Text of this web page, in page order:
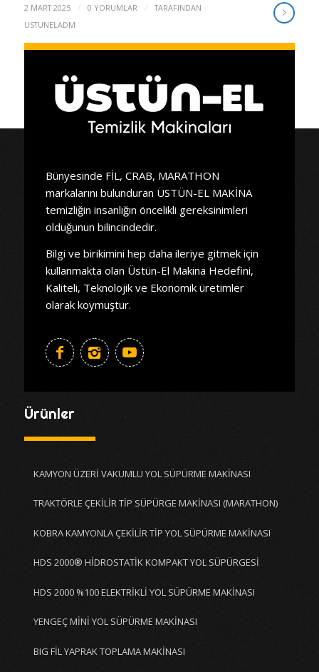
2 MART 2025 / 0 YORUMLAR /
TARAFINDAN
USTUNELADM
Bünyesinde FİL, CRAB, MARATHON
markalarını bulunduran ÜSTÜN-EL MAKİNA
temizliğin insanlığın öncelikli gereksinimleri
olduğunun bilincindedir.
Bilgi ve birikimini hep daha ileriye gitmek için
kullanmakta olan Üstün-El Makina Hedefini,
Kaliteli, Teknolojik ve Ekonomik üretimler
olarak koymuştur.
Ürünler
KAMYON ÜZERİ VAKUMLU YOL SÜPÜRME MAKİNASI
TRAKTÖRLE ÇEKİLİR TİP SÜPÜRGE MAKİNASI (MARATHON)
KOBRA KAMYONLA ÇEKİLİR TİP YOL SÜPÜRME MAKİNASI
HDS 2000® HİDROSTATİK KOMPAKT YOL SÜPÜRGESİ
HDS 2000 %100 ELEKTRİKLİ YOL SÜPÜRME MAKİNASI
YENGEÇ MİNİ YOL SÜPÜRME MAKİNASI
BIG FİL YAPRAK TOPLAMA MAKİNASI